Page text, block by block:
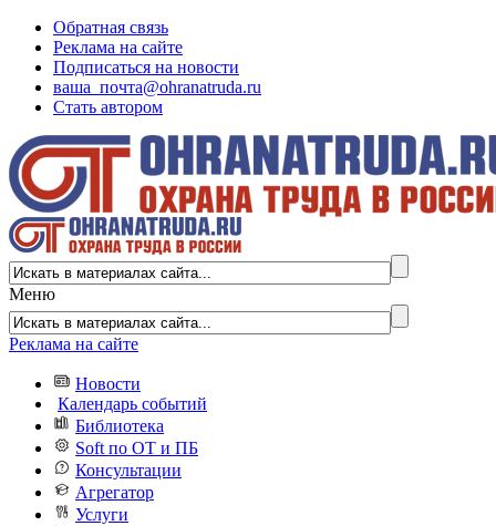
Обратная связь
Реклама на сайте
Подписаться на новости
ваша_почта@ohranatruda.ru
Стать автором
Меню
Реклама на сайте
Новости
Календарь событий
Библиотека
Soft по ОТ и ПБ
Консультации
Агрегатор
Услуги